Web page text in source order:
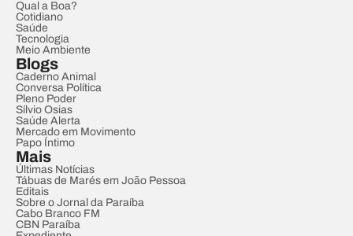
Qual a Boa?
Cotidiano
Saúde
Tecnologia
Meio Ambiente
Blogs
Caderno Animal
Conversa Política
Pleno Poder
Sílvio Osias
Saúde Alerta
Mercado em Movimento
Papo Íntimo
Mais
Últimas Notícias
Tábuas de Marés em João Pessoa
Editais
Sobre o Jornal da Paraíba
Cabo Branco FM
CBN Paraíba